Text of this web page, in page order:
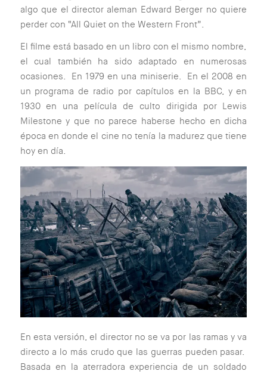
algo que el director aleman Edward Berger no quiere
perder con “All Quiet on the Western Front”.
El filme está basado en un libro con el mismo nombre,
el cual también ha sido adaptado en numerosas
ocasiones. En 1979 en una miniserie. En el 2008 en
un programa de radio por capítulos en la BBC, y en
1930 en una película de culto dirigida por Lewis
Milestone y que no parece haberse hecho en dicha
época en donde el cine no tenía la madurez que tiene
hoy en día.
En esta versión, el director no se va por las ramas y va
directo a lo más crudo que las guerras pueden pasar.
Basada en la aterradora experiencia de un soldado